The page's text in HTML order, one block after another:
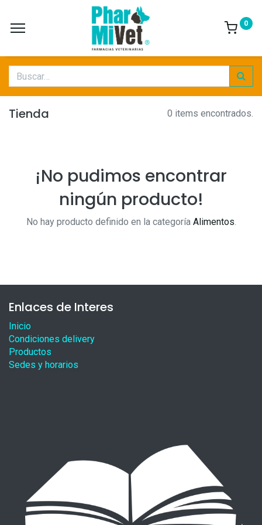
0
Tienda 0 items encontrados.
¡No pudimos encontrar
ningún producto!
No hay producto definido en la categoría Alimentos.
Enlaces de Interes
Inicio
Condiciones delivery
Productos
Sedes y horarios